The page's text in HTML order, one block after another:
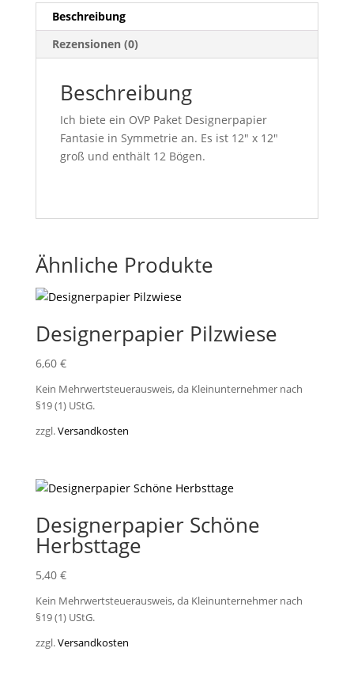
Beschreibung
Rezensionen (0)
Beschreibung
Ich biete ein OVP Paket Designerpapier
Fantasie in Symmetrie an. Es ist 12″ x 12″
groß und enthält 12 Bögen.
Ähnliche Produkte
Designerpapier Pilzwiese
6,60 €
Kein Mehrwertsteuerausweis, da Kleinunternehmer nach
§19 (1) UStG.
zzgl.Versandkosten
Designerpapier Schöne
Herbsttage
5,40 €
Kein Mehrwertsteuerausweis, da Kleinunternehmer nach
§19 (1) UStG.
zzgl.Versandkosten